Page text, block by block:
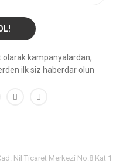
olarak kampanyalardan,
ilk siz haberdar olun
Nil Ticaret Merkezi No:8 Kat 1